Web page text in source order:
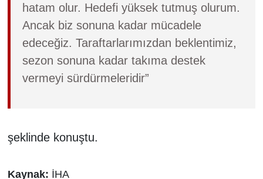
hatam olur. Hedefi yüksek tutmuş olurum.
Ancak biz sonuna kadar mücadele
edeceğiz. Taraftarlarımızdan beklentimiz,
sezon sonuna kadar takıma destek
vermeyi sürdürmeleridir”
şeklinde konuştu.
Kaynak: İHA